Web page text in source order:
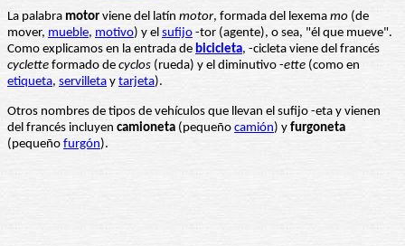
La palabra motor viene del latín motor, formada del lexema mo (de
mover, mueble, motivo) y el sufijo -tor (agente), o sea, "él que mueve".
Como explicamos en la entrada de bicicleta, -cicleta viene del francés
cyclette formado de cyclos (rueda) y el diminutivo -ette (como en
etiqueta, servilleta y tarjeta).
Otros nombres de tipos de vehículos que llevan el sufijo -eta y vienen
del francés incluyen camioneta (pequeño camión) y furgoneta
(pequeño furgón).